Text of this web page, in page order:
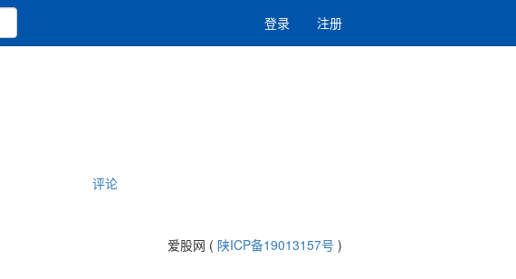
登录 注册
评论
爱股网 ( 陕ICP备19013157号 )